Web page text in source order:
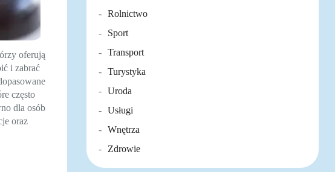
oferują
i zabrać
często
dla osób
oraz
Rolnictwo
Sport
Transport
Turystyka
Uroda
Usługi
Wnętrza
Zdrowie